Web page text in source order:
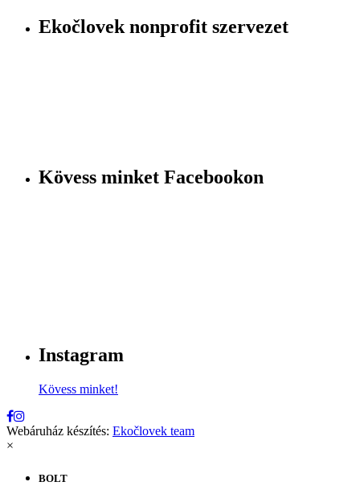
Ekočlovek nonprofit szervezet
Kövess minket Facebookon
Instagram
Kövess minket!
Webáruház készítés: Ekočlovek team
×
BOLT